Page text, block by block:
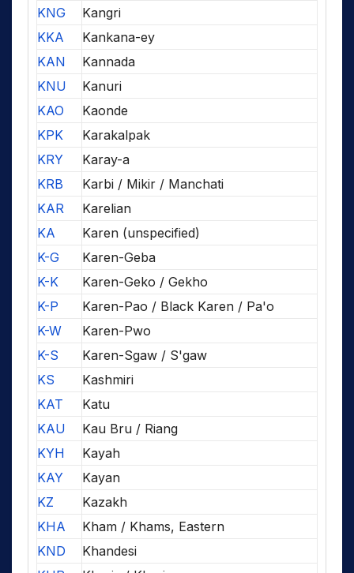
KNG
Kangri
KKA
Kankana-ey
KAN
Kannada
KNU
Kanuri
KAO
Kaonde
KPK
Karakalpak
KRY
Karay-a
KRB
Karbi / Mikir / Manchati
KAR
Karelian
KA
Karen (unspecified)
K-G
Karen-Geba
K-K
Karen-Geko / Gekho
K-P
Karen-Pao / Black Karen / Pa'o
K-W
Karen-Pwo
K-S
Karen-Sgaw / S'gaw
KS
Kashmiri
KAT
Katu
KAU
Kau Bru / Riang
KYH
Kayah
KAY
Kayan
KZ
Kazakh
KHA
Kham / Khams, Eastern
KND
Khandesi